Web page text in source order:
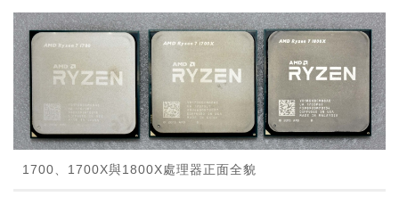
1700、1700X與1800X處理器正面全貌